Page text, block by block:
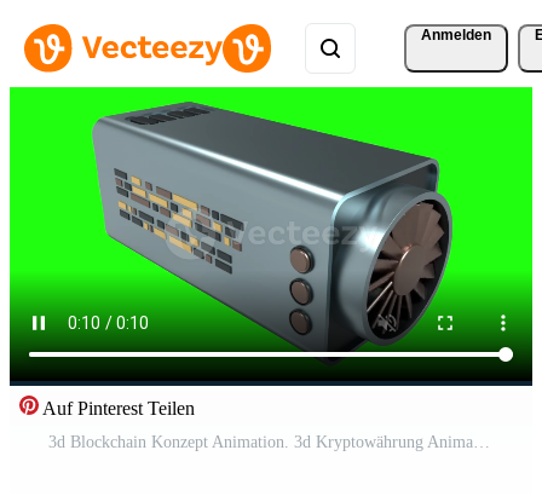
Anmelden
Auf Pinterest Teilen
3d Blockchain Konzept Animation. 3d Kryptowährung Animation. Plattform Schaffung von Digital Währung. groß Daten Technologie Kostenloses Video